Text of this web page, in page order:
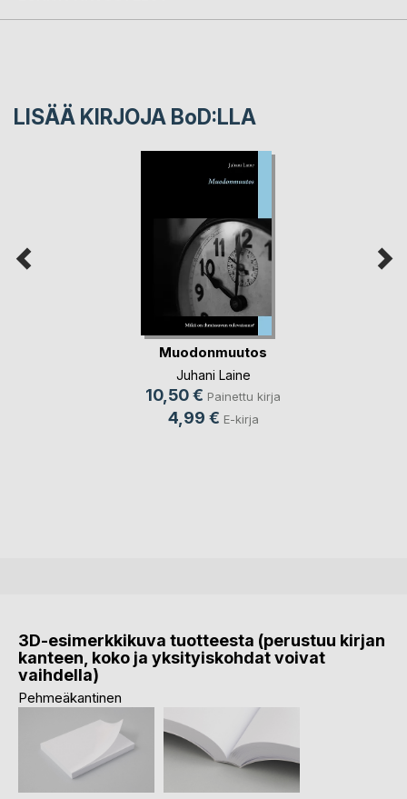
LISÄÄ KIRJOJA BoD:LLA
Muodonmuutos
Juhani Laine
10,50 € Painettu kirja
4,99 € E-kirja
3D-esimerkkikuva tuotteesta (perustuu kirjan
kanteen, koko ja yksityiskohdat voivat
vaihdella)
Pehmeäkantinen